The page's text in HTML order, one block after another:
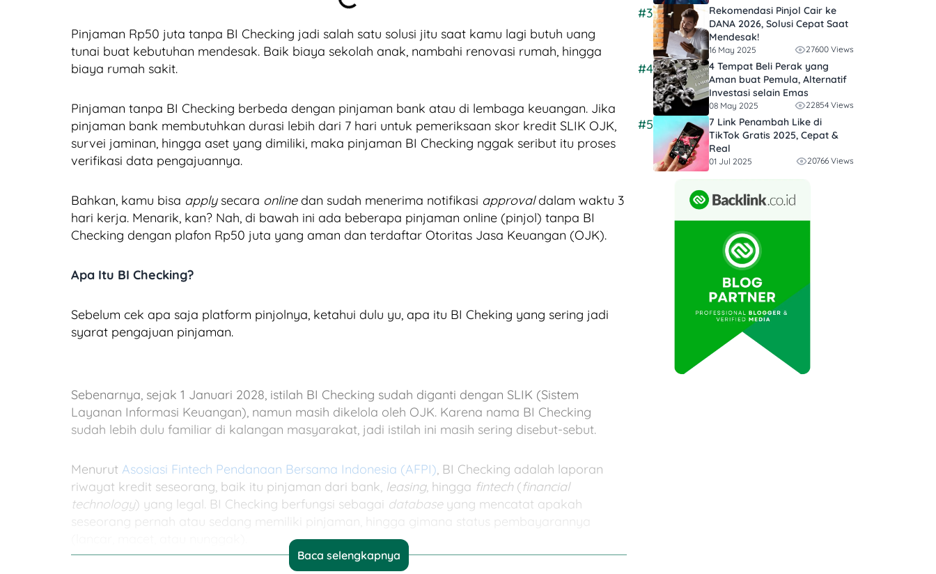
Pinjaman Rp50 juta tanpa BI Checking jadi salah satu solusi jitu saat kamu lagi butuh uang
tunai buat kebutuhan mendesak. Baik biaya sekolah anak, nambahi renovasi rumah, hingga
biaya rumah sakit.
Pinjaman tanpa BI Checking berbeda dengan pinjaman bank atau di lembaga keuangan. Jika
pinjaman bank membutuhkan durasi lebih dari 7 hari untuk pemeriksaan skor kredit SLIK OJK,
survei jaminan, hingga aset yang dimiliki, maka pinjaman BI Checking nggak seribut itu proses
verifikasi data pengajuannya.
Bahkan, kamu bisa applysecara onlinedan sudah menerima notifikasi approvaldalam waktu 3
hari kerja. Menarik, kan? Nah, di bawah ini ada beberapa pinjaman online (pinjol) tanpa BI
Checking dengan plafon Rp50 juta yang aman dan terdaftar Otoritas Jasa Keuangan (OJK).
Apa Itu BI Checking?
Sebelum cek apa saja platform pinjolnya, ketahui dulu yu, apa itu BI Cheking yang sering jadi
syarat pengajuan pinjaman.
Sebenarnya, sejak 1 Januari 2028, istilah BI Checking sudah diganti dengan SLIK (Sistem
Layanan Informasi Keuangan), namun masih dikelola oleh OJK. Karena nama BI Checking
sudah lebih dulu familiar di kalangan masyarakat, jadi istilah ini masih sering disebut-sebut.
Menurut Asosiasi Fintech Pendanaan Bersama Indonesia (AFPI), BI Checking adalah laporan
riwayat kredit seseorang, baik itu pinjaman dari bank, leasing, hingga fintech (financial
technology) yang legal. BI Checking berfungsi sebagai database yang mencatat apakah
seseorang pernah atau sedang memiliki pinjaman, hingga gimana status pembayarannya
Baca selengkapnya
#3
Rekomendasi Pinjol Cair ke
DANA 2026, Solusi Cepat Saat
Mendesak!
16 May 2025 27600 Views
#4
4 Tempat Beli Perak yang
Aman buat Pemula, Alternatif
Investasi selain Emas
08 May 2025 22854 Views
#5
7 Link Penambah Like di
TikTok Gratis 2025, Cepat &
Real
01 Jul 2025 20766 Views